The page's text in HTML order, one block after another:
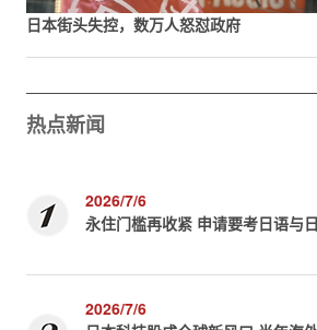
日本街头失控，数万人怒怼政府
热点新闻
2026/7/6
永住门槛再收紧 申请要考日语与
2026/7/6